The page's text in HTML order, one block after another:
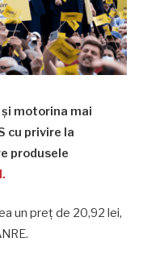
motorina mai
cu privire la
produsele
un preț de 20,92 lei,